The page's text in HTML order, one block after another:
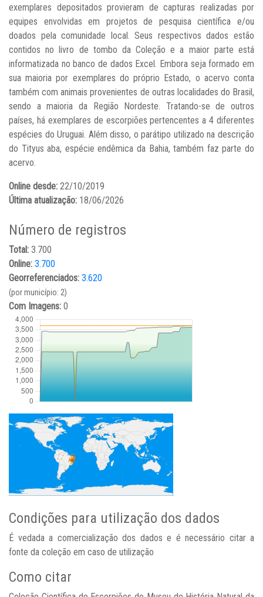
exemplares depositados provieram de capturas realizadas por
equipes envolvidas em projetos de pesquisa científica e/ou
doados pela comunidade local. Seus respectivos dados estão
contidos no livro de tombo da Coleção e a maior parte está
informatizada no banco de dados Excel. Embora seja formado em
sua maioria por exemplares do próprio Estado, o acervo conta
também com animais provenientes de outras localidades do Brasil,
sendo a maioria da Região Nordeste. Tratando-se de outros
países, há exemplares de escorpiões pertencentes a 4 diferentes
espécies do Uruguai. Além disso, o parátipo utilizado na descrição
do Tityus aba, espécie endêmica da Bahia, também faz parte do
acervo.
Online desde: 22/10/2019
Última atualização: 18/06/2026
Número de registros
Total: 3.700
Online: 3.700
Georreferenciados: 3.620
(por município: 2)
Com Imagens: 0
Condições para utilização dos dados
É vedada a comercialização dos dados e é necessário citar a
fonte da coleção em caso de utilização
Como citar